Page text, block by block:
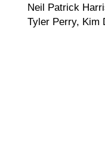
Neil Patrick
Tyler Perry, Kim